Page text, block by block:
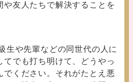
や友人たちで解決することを
や先輩などの同世代の人に
てでも打ち明けて、どうやっ
でください。それがたとえ悪